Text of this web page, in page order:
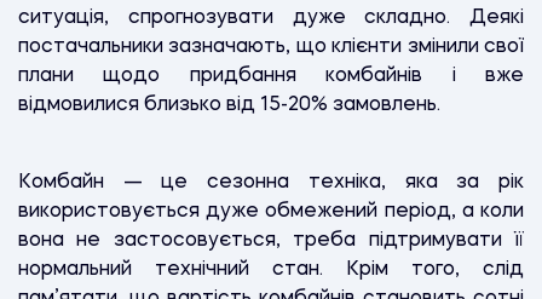
ситуація, спрогнозувати дуже складно. Деякі
постачальники зазначають, що клієнти змінили свої
плани щодо придбання комбайнів і вже
відмовилися близько від 15-20% замовлень.
Комбайн — це сезонна техніка, яка за рік
використовується дуже обмежений період, а коли
вона не застосовується, треба підтримувати її
нормальний технічний стан. Крім того, слід